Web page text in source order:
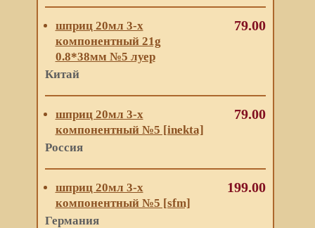
шприц 20мл 3-х
компонентный 21g
0.8*38мм №5 луер
Китай
79.00
шприц 20мл 3-х
компонентный №5 [inekta]
Россия
79.00
шприц 20мл 3-х
компонентный №5 [sfm]
Германия
199.00